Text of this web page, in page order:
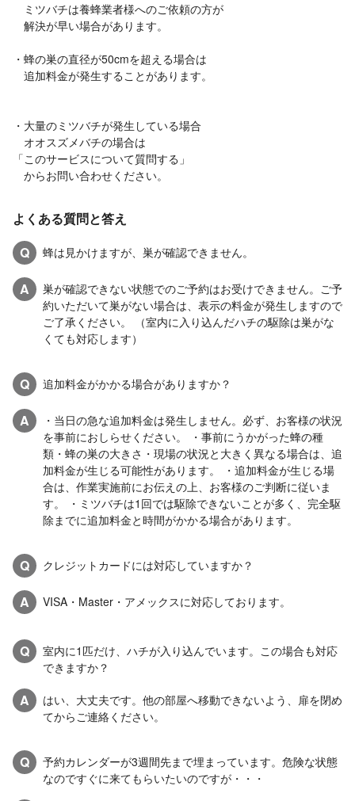
ミツバチは養蜂業者様へのご依頼の方が
解決が早い場合があります。
・蜂の巣の直径が50cmを超える場合は
追加料金が発生することがあります。
・大量のミツバチが発生している場合
オオスズメバチの場合は
「このサービスについて質問する」
からお問い合わせください。
よくある質問と答え
Q
蜂は見かけますが、巣が確認できません。
A
巣が確認できない状態でのご予約はお受けできません。ご予
約いただいて巣がない場合は、表示の料金が発生しますので
ご了承ください。 （室内に入り込んだハチの駆除は巣がな
くても対応します）
Q 追加料金がかかる場合がありますか？
A
・当日の急な追加料金は発生しません。必ず、お客様の状況
を事前におしらせください。 ・事前にうかがった蜂の種
類・蜂の巣の大きさ・現場の状況と大きく異なる場合は、追
加料金が生じる可能性があります。 ・追加料金が生じる場
合は、作業実施前にお伝えの上、お客様のご判断に従いま
す。 ・ミツバチは1回では駆除できないことが多く、完全駆
除までに追加料金と時間がかかる場合があります。
Q クレジットカードには対応していますか？
A VISA・Master・アメックスに対応しております。
Q
室内に1匹だけ、ハチが入り込んでいます。この場合も対応
できますか？
A
はい、大丈夫です。他の部屋へ移動できないよう、扉を閉め
てからご連絡ください。
Q
予約カレンダーが3週間先まで埋まっています。危険な状態
なのですぐに来てもらいたいのですが・・・